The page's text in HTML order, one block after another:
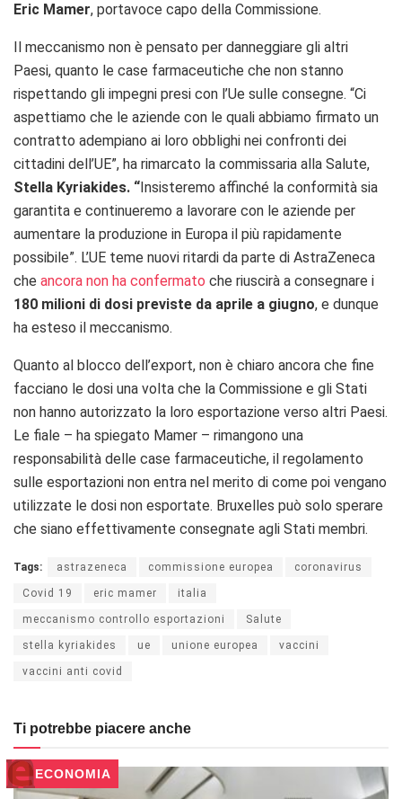
Eric Mamer, portavoce capo della Commissione.
Il meccanismo non è pensato per danneggiare gli altri
Paesi, quanto le case farmaceutiche che non stanno
rispettando gli impegni presi con l’Ue sulle consegne. “Ci
aspettiamo che le aziende con le quali abbiamo firmato un
contratto adempiano ai loro obblighi nei confronti dei
cittadini dell’UE”, ha rimarcato la commissaria alla Salute,
Stella Kyriakides. “ Insisteremo affinché la conformità sia
garantita e continueremo a lavorare con le aziende per
aumentare la produzione in Europa il più rapidamente
possibile”. L’UE teme nuovi ritardi da parte di AstraZeneca
che ancora non ha confermato che riuscirà a consegnare i
180 milioni di dosi previste da aprile a giugno, e dunque
ha esteso il meccanismo.
Quanto al blocco dell’export, non è chiaro ancora che fine
facciano le dosi una volta che la Commissione e gli Stati
non hanno autorizzato la loro esportazione verso altri Paesi.
Le fiale – ha spiegato Mamer – rimangono una
responsabilità delle case farmaceutiche, il regolamento
sulle esportazioni non entra nel merito di come poi vengano
utilizzate le dosi non esportate. Bruxelles può solo sperare
che siano effettivamente consegnate agli Stati membri.
Tags: astrazeneca commissione europea coronavirus
Covid 19 eric mamer italia
meccanismo controllo esportazioni Salute
stella kyriakides ue unione europea vaccini
vaccini anti covid
Ti potrebbe piacere anche
ECONOMIA